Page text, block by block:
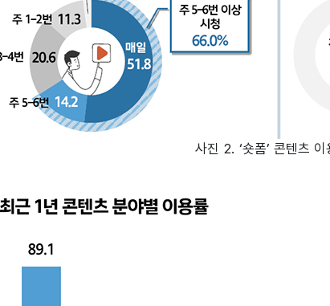
사진 2. ‘숏폼’ 콘텐츠 이